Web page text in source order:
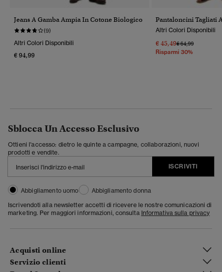
Jeans A Gamba Ampia In Cotone Biologico
(9)
Altri Colori Disponibili
€ 94,99
Pantaloncini Tagliati
Altri Colori Disponibili
€ 45,49Prezzo Ridotto Da
€ 64,99A
Risparmi 30%
Sblocca Un Accesso Esclusivo
Ottieni l'accesso: dietro le quinte a campagne, collaborazioni, nuovi
prodotti e vendite.
ISCRIVITI
Abbigliamento uomo
Abbigliamento donna
Iscrivendoti alla newsletter accetti di ricevere le nostre comunicazioni di
marketing. Per maggiori informazioni, consulta Informativa sulla privacy
Acquisti online
Servizio clienti